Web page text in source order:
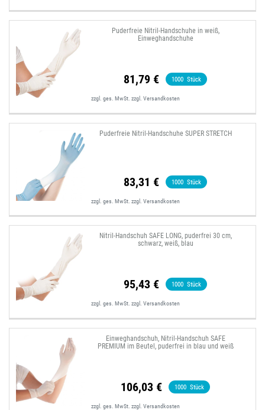
Puderfreie Nitril-Handschuhe in weiß,
Einweghandschuhe
81,79 € 1000 Stück
zzgl. ges. MwSt. zzgl.Versandkosten
Puderfreie Nitril-Handschuhe SUPER STRETCH
83,31 € 1000 Stück
zzgl. ges. MwSt. zzgl.Versandkosten
Nitril-Handschuh SAFE LONG, puderfrei 30 cm,
schwarz, weiß, blau
95,43 € 1000 Stück
zzgl. ges. MwSt. zzgl.Versandkosten
Einweghandschuh, Nitril-Handschuh SAFE
PREMIUM im Beutel, puderfrei in blau und weiß
106,03 € 1000 Stück
zzgl. ges. MwSt. zzgl.Versandkosten